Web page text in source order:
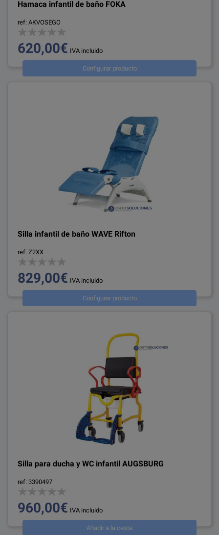
Hamaca infantil de baño FOKA
ref: AKVOSEGO
620,00€ IVA incluido
Configurar producto
Silla infantil de baño WAVE Rifton
ref: Z2XX
829,00€ IVA incluido
Configurar producto
Silla para ducha y WC infantil AUGSBURG
ref: 3390497
960,00€ IVA incluido
Añadir a la cesta